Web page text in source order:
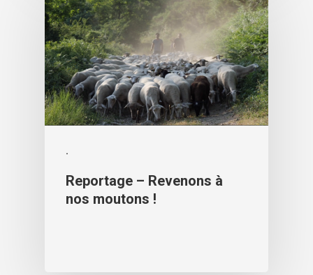
.
Reportage – Revenons à
nos moutons !